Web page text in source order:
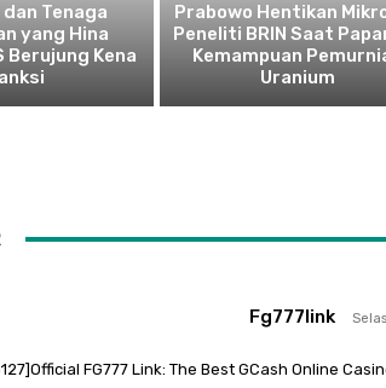
Tenaga
yang Hina
Berujung Kena
Prabowo Hentikan
Peneliti BRIN Saat
Kemampuan
Uranium
Fg777link
FG777 Link: The Best GCash Online